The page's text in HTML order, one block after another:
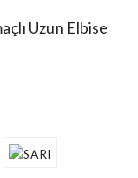
Uzun Elbise